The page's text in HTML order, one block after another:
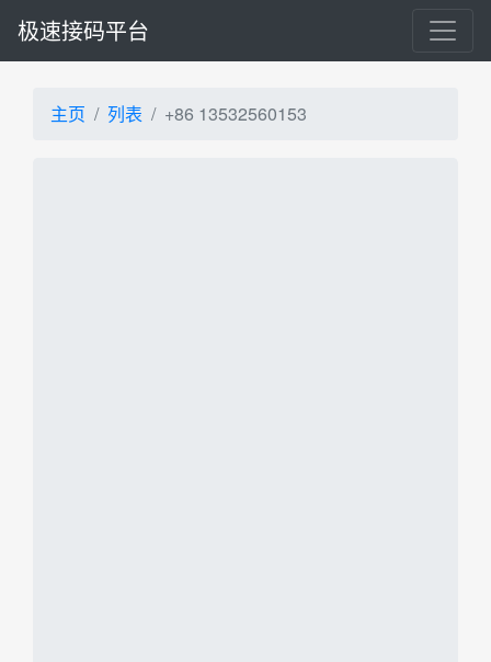
极速接码平台
主页 列表 +86 13532560153